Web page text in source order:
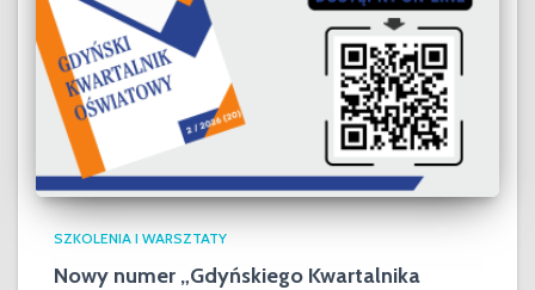
SZKOLENIA I WARSZTATY
Nowy numer „Gdyńskiego Kwartalnika